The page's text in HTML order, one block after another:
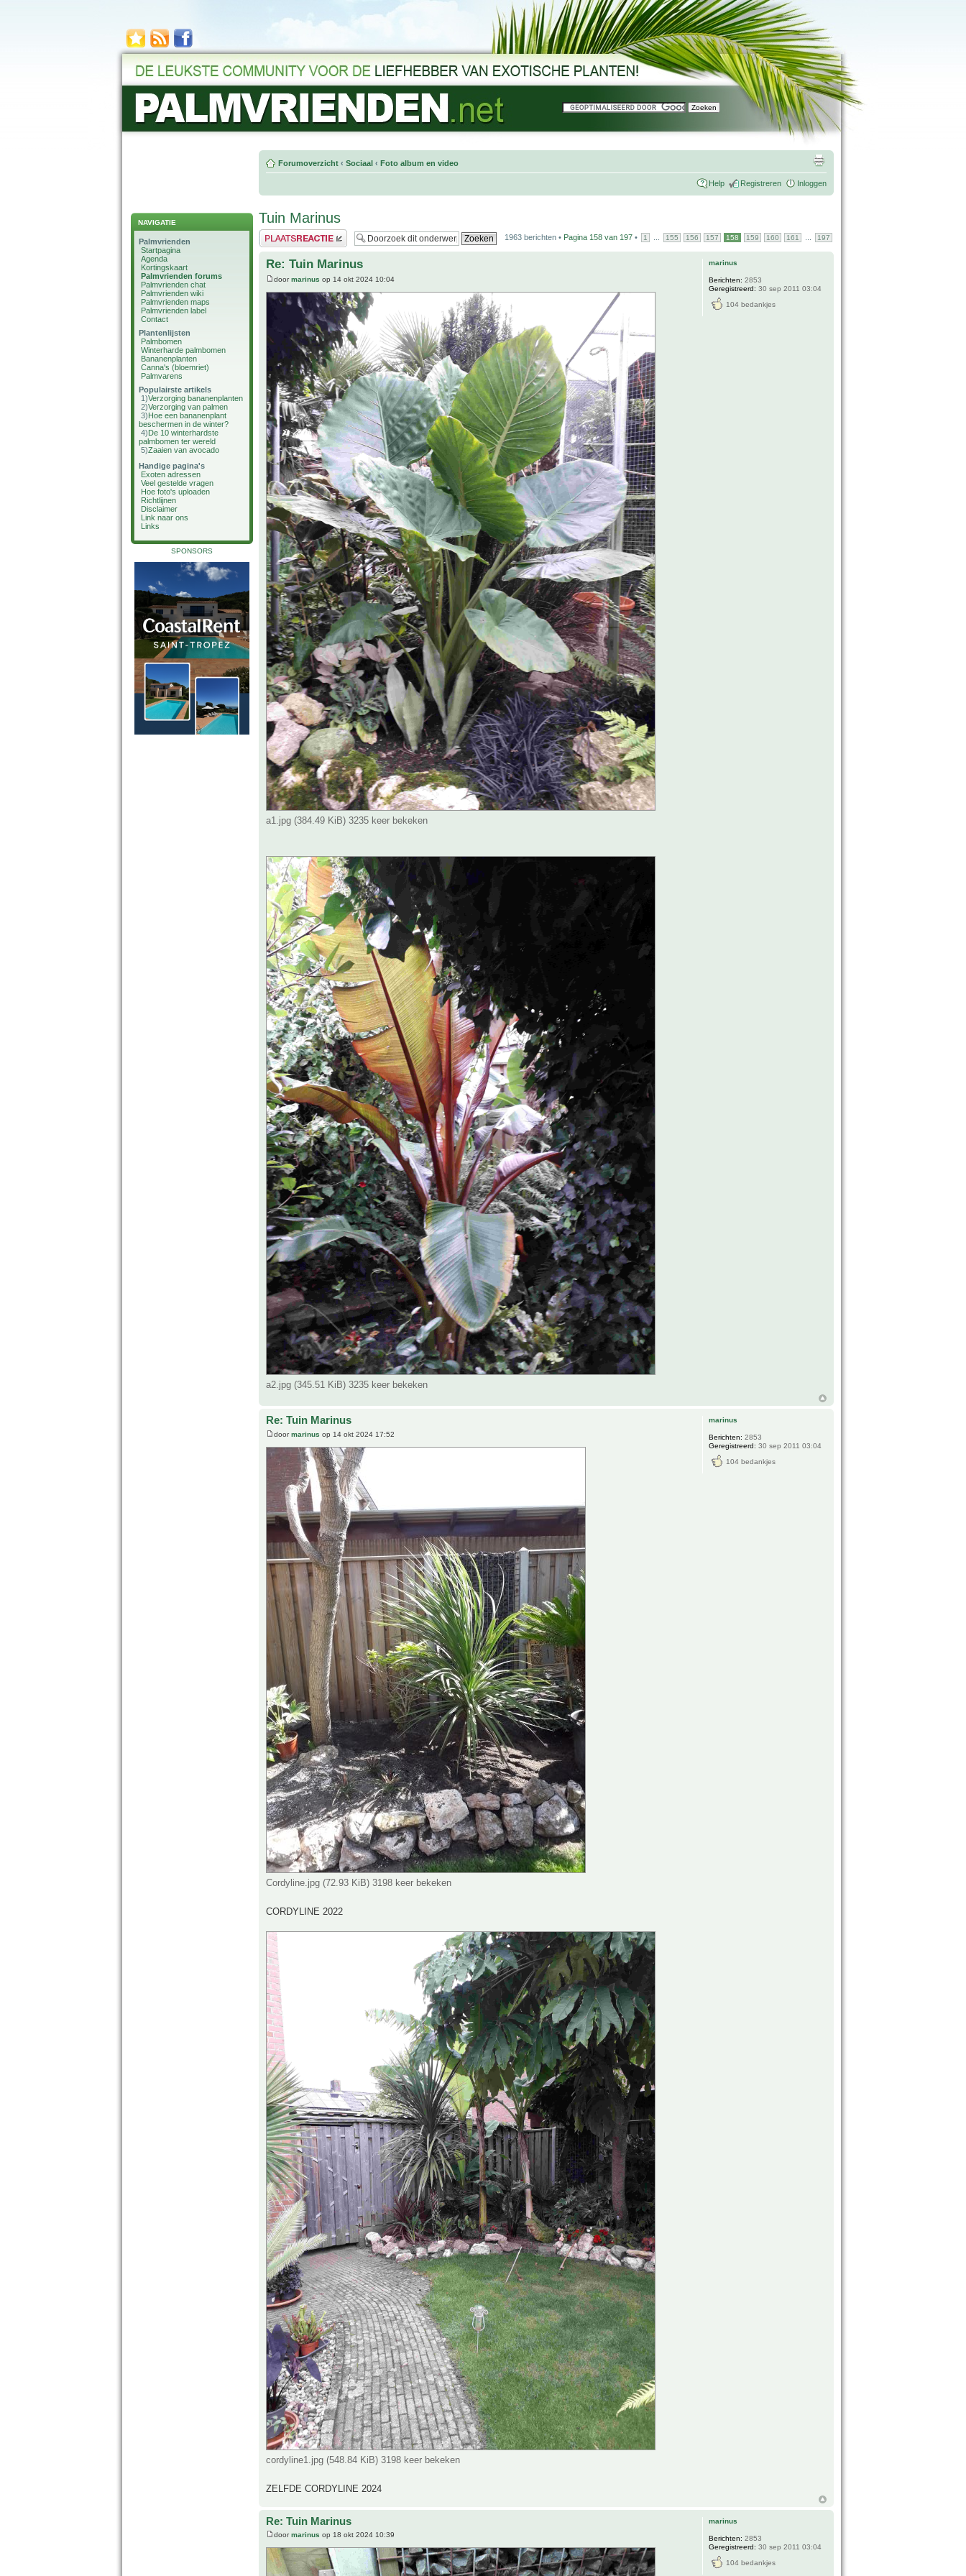
NAVIGATIE
Palmvrienden
Startpagina
Agenda
Kortingskaart
Palmvrienden forums
Palmvrienden chat
Palmvrienden wiki
Palmvrienden maps
Palmvrienden label
Contact
Plantenlijsten
Palmbomen
Winterharde palmbomen
Bananenplanten
Canna's (bloemriet)
Palmvarens
Populairste artikels
1)Verzorging bananenplanten
2)Verzorging van palmen
3)Hoe een bananenplant
beschermen in de winter?
4)De 10 winterhardste
palmbomen ter wereld
5)Zaaien van avocado
Handige pagina's
Exoten adressen
Veel gestelde vragen
Hoe foto's uploaden
Richtlijnen
Disclaimer
Link naar ons
Links
SPONSORS
Forumoverzicht ‹ Sociaal ‹ Foto album en video
Help Registreren Inloggen
Tuin Marinus
Plaats een reactie 1963 berichten • Pagina 158 van 197 • 1 155 156 157 158 159 160 161 197
Re: Tuin Marinus
doormarinus op 14 okt 2024 10:04
a1.jpg (384.49 KiB) 3235 keer bekeken
a2.jpg (345.51 KiB) 3235 keer bekeken
marinus
Berichten: 2853
Geregistreerd: 30 sep 2011 03:04
104 bedankjes
Re: Tuin Marinus
doormarinus op 14 okt 2024 17:52
Cordyline.jpg (72.93 KiB) 3198 keer bekeken
CORDYLINE 2022
cordyline1.jpg (548.84 KiB) 3198 keer bekeken
ZELFDE CORDYLINE 2024
marinus
Berichten: 2853
Geregistreerd: 30 sep 2011 03:04
104 bedankjes
Re: Tuin Marinus
doormarinus op 18 okt 2024 10:39
marinus
Berichten: 2853
Geregistreerd: 30 sep 2011 03:04
104 bedankjes